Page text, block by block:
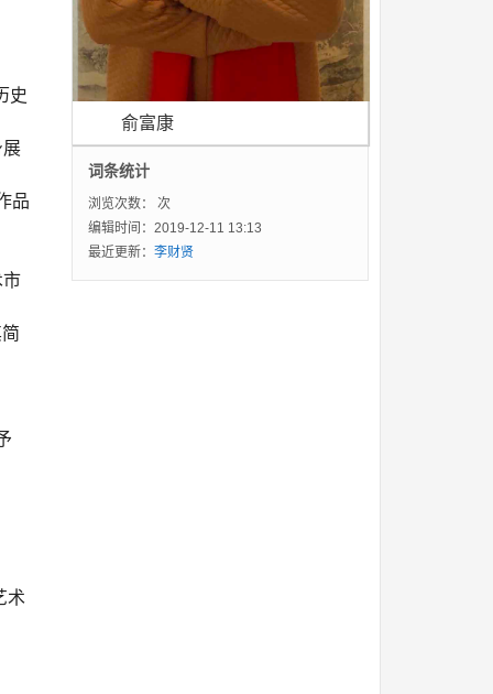
俞富康
词条统计
浏览次数： 次
编辑时间：2019-12-11 13:13
最近更新： 李财贤
史
品
术